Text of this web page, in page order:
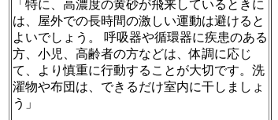
「特に、高濃度の黄砂が飛来しているときに
は、屋外での長時間の激しい運動は避けると
よいでしょう。 呼吸器や循環器に疾患のある
方、小児、高齢者の方などは、体調に応じ
て、より慎重に行動することが大切です。洗
濯物や布団は、できるだけ室内に干しましょ
う」